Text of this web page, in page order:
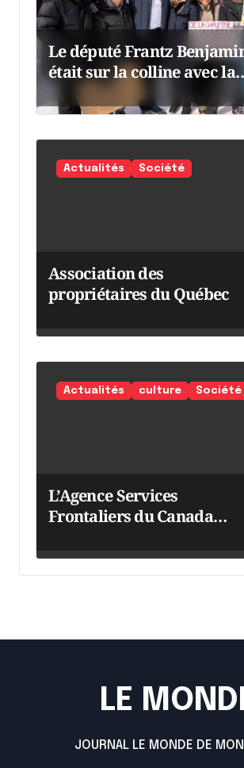
Le député Frantz
était sur la colline avec la
chaumine
Actualités Société
Association des
propriétaires du Québec
Actualités culture Société
L’Agence Services
Frontaliers du Canada
LE
JOURNAL LE MONDE DE